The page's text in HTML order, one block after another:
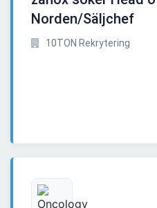
Norden/Säljchef
10TON Rekrytering